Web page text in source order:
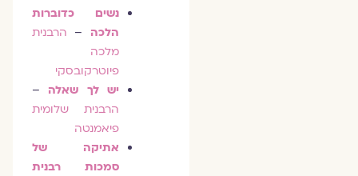
נשים כדוברות
הלכה– הרבנית
מלכה
פיוטרקובסקי
יש לך שאלה
הרבנית שלומית
פיאמנטה
אתיקה של
סמכות רבנית